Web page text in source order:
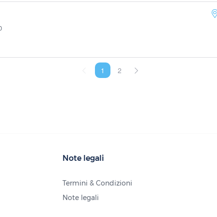
1 2
Note legali
Termini & Condizioni
Note legali